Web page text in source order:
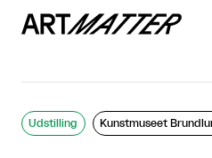
Udstilling Kunstmuseet